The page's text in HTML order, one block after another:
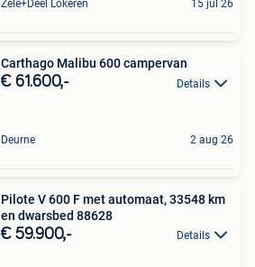
Zele+Deel Lokeren 15 jul 26
Carthago Malibu 600 campervan
€ 61.600,- Details
Deurne 2 aug 26
Pilote V 600 F met automaat, 33548 km
en dwarsbed 88628
€ 59.900,- Details